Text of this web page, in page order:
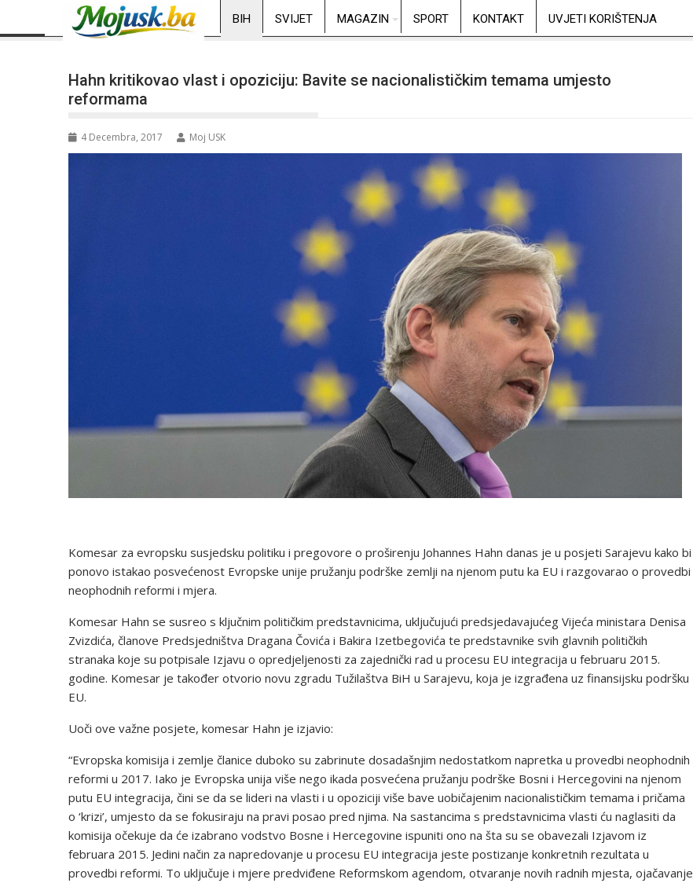
BIH SVIJET MAGAZIN SPORT KONTAKT UVJETI KORIŠTENJA
Hahn kritikovao vlast i opoziciju: Bavite se nacionalističkim temama umjesto
reformama
4 Decembra, 2017 Moj USK
Komesar za evropsku susjedsku politiku i pregovore o proširenju Johannes Hahn danas je u posjeti Sarajevu kako bi
ponovo istakao posvećenost Evropske unije pružanju podrške zemlji na njenom putu ka EU i razgovarao o provedbi
neophodnih reformi i mjera.
Komesar Hahn se susreo s ključnim političkim predstavnicima, uključujući predsjedavajućeg Vijeća ministara Denisa
Zvizdića, članove Predsjedništva Dragana Čovića i Bakira Izetbegovića te predstavnike svih glavnih političkih
stranaka koje su potpisale Izjavu o opredjeljenosti za zajednički rad u procesu EU integracija u februaru 2015.
godine. Komesar je također otvorio novu zgradu Tužilaštva BiH u Sarajevu, koja je izgrađena uz finansijsku podršku
EU.
Uoči ove važne posjete, komesar Hahn je izjavio:
“Evropska komisija i zemlje članice duboko su zabrinute dosadašnjim nedostatkom napretka u provedbi neophodnih
reformi u 2017. Iako je Evropska unija više nego ikada posvećena pružanju podrške Bosni i Hercegovini na njenom
putu EU integracija, čini se da se lideri na vlasti i u opoziciji više bave uobičajenim nacionalističkim temama i pričama
o ‘krizi’, umjesto da se fokusiraju na pravi posao pred njima. Na sastancima s predstavnicima vlasti ću naglasiti da
komisija očekuje da će izabrano vodstvo Bosne i Hercegovine ispuniti ono na šta su se obavezali Izjavom iz
februara 2015. Jedini način za napredovanje u procesu EU integracija jeste postizanje konkretnih rezultata u
provedbi reformi. To uključuje i mjere predviđene Reformskom agendom, otvaranje novih radnih mjesta, ojačavanje